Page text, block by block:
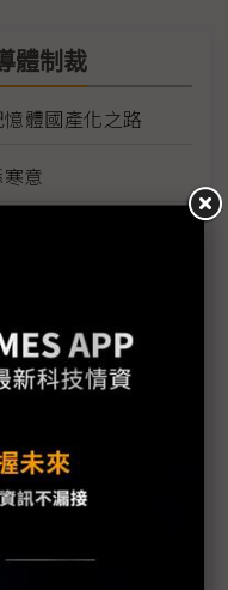
體制裁
體國產化之路
意
豁免 得有被駁回
小覷
晶片 台韓廠同受